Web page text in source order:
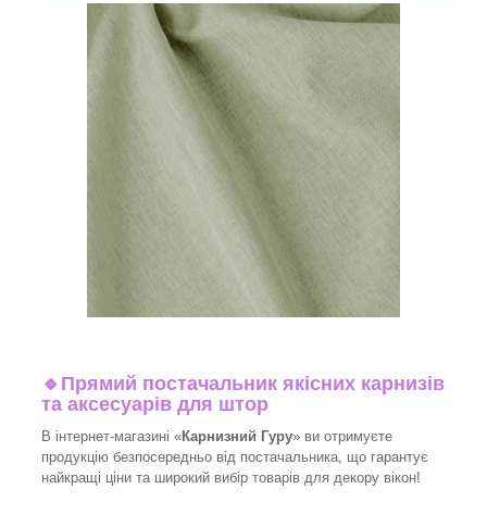
🔹 Прямий постачальник якісних карнизів
та аксесуарів для штор
В інтернет-магазині «Карнизний Гуру» ви отримуєте
продукцію безпосередньо від постачальника, що гарантує
найкращі ціни та широкий вибір товарів для декору вікон!​